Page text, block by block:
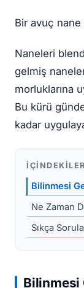
Bir avuç nane
Naneleri
gelmiş
morluklarına
Bu kürü
kadar
İÇINDEKILER
Bilinmesi
Ne Zaman
Sıkça
Bilinmesi